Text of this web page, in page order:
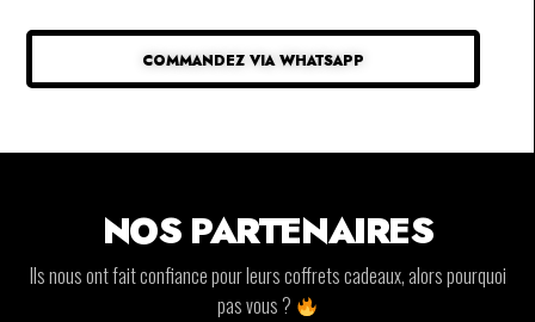
COMMANDEZ VIA WHATSAPP
NOS PARTENAIRES
Ils nous ont fait confiance pour leurs coffrets cadeaux, alors pourquoi
pas vous ?